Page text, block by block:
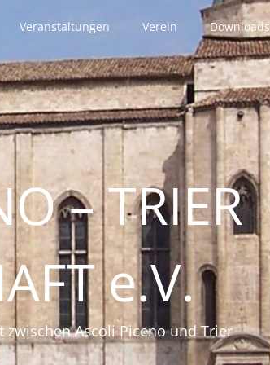
Veranstaltungen Verein Downloads
– TRIER
e.V.
Ascoli Piceno und Trier